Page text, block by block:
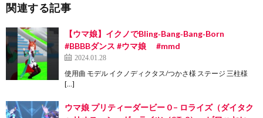
関連する記事
【ウマ娘】イクノでBling‐Bang‐Bang‐Born
#BBBBダンス #ウマ娘 #mmd
2024.01.28
使用曲 モデル イクノディクタス/つかさ様 ステージ 三柱様
[…]
ウマ娘 プリティーダービー 0 – ロライズ（ダイタク